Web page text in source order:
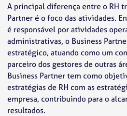
A principal diferença entre o RH
Partner é o foco das atividades.
é responsável por atividades
administrativas, o Business
estratégico, atuando como um
parceiro dos gestores de outras
Business Partner tem como
estratégias de RH com as
empresa, contribuindo para o
resultados.